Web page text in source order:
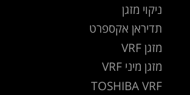
ניקוי מזגן
תדיראן אקספרט
מזגן VRF
מזגן מיני VRF
TOSHIBA VRF